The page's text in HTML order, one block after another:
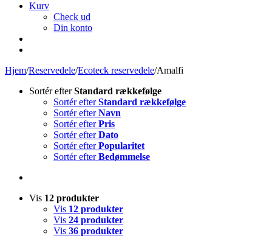
Kurv
Check ud
Din konto
Hjem/Reservedele/Ecoteck reservedele/Amalfi
Sortér efterStandard rækkefølge
Sortér efterStandard rækkefølge
Sortér efterNavn
Sortér efterPris
Sortér efterDato
Sortér efterPopularitet
Sortér efterBedømmelse
Vis 12 produkter
Vis 12 produkter
Vis 24 produkter
Vis 36 produkter